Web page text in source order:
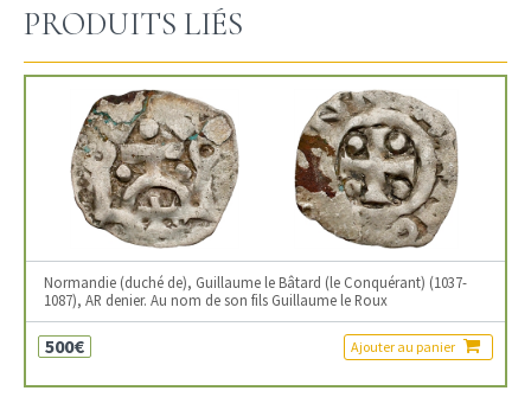
PRODUITS LIÉS
Normandie (duché de), Guillaume le Bâtard (le Conquérant) (1037-
1087), AR denier. Au nom de son fils Guillaume le Roux
500€ Ajouter au panier